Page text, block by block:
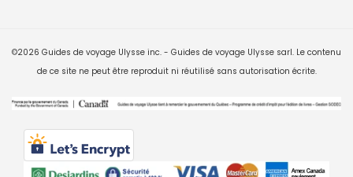
©2026 Guides de voyage Ulysse inc. - Guides de voyage Ulysse sarl. Le contenu
de ce site ne peut être reproduit ni réutilisé sans autorisation écrite.